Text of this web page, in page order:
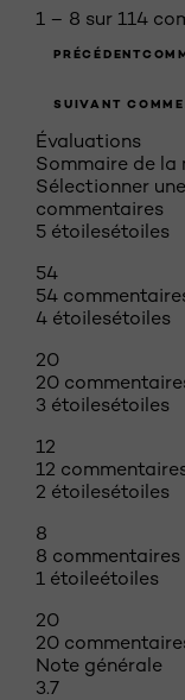
1 – 8 sur 114
SUIVANT
Évaluations
Sommaire de
Sélectionner
commentaires
5 étoilesétoiles
54
54
4 étoilesétoiles
20
20
3 étoilesétoiles
12
12
2 étoilesétoiles
8
8 commentaires
1 étoileétoiles
20
20
Note générale
3.7